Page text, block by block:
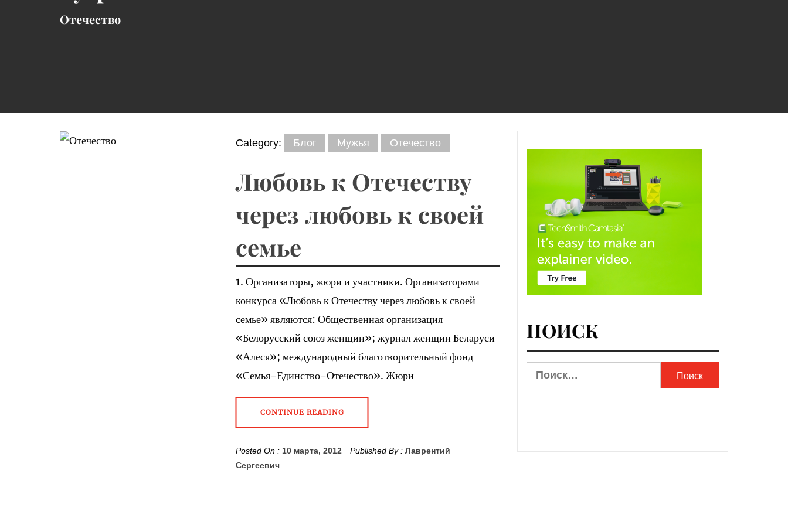
Отечество
Category: Блог Мужья Отечество
Любовь к Отечеству
через любовь к своей
семье
1. Организаторы, жюри и участники. Организаторами
конкурса «Любовь к Отечеству через любовь к своей
семье» являются: Общественная организация
«Белорусский союз женщин»; журнал женщин Беларуси
«Алеся»; международный благотворительный фонд
«Семья-Единство-Отечество». Жюри
CONTINUE READING
Posted On : 10 марта, 2012 Published By : Лаврентий
Сергеевич
ПОИСК
Найти: